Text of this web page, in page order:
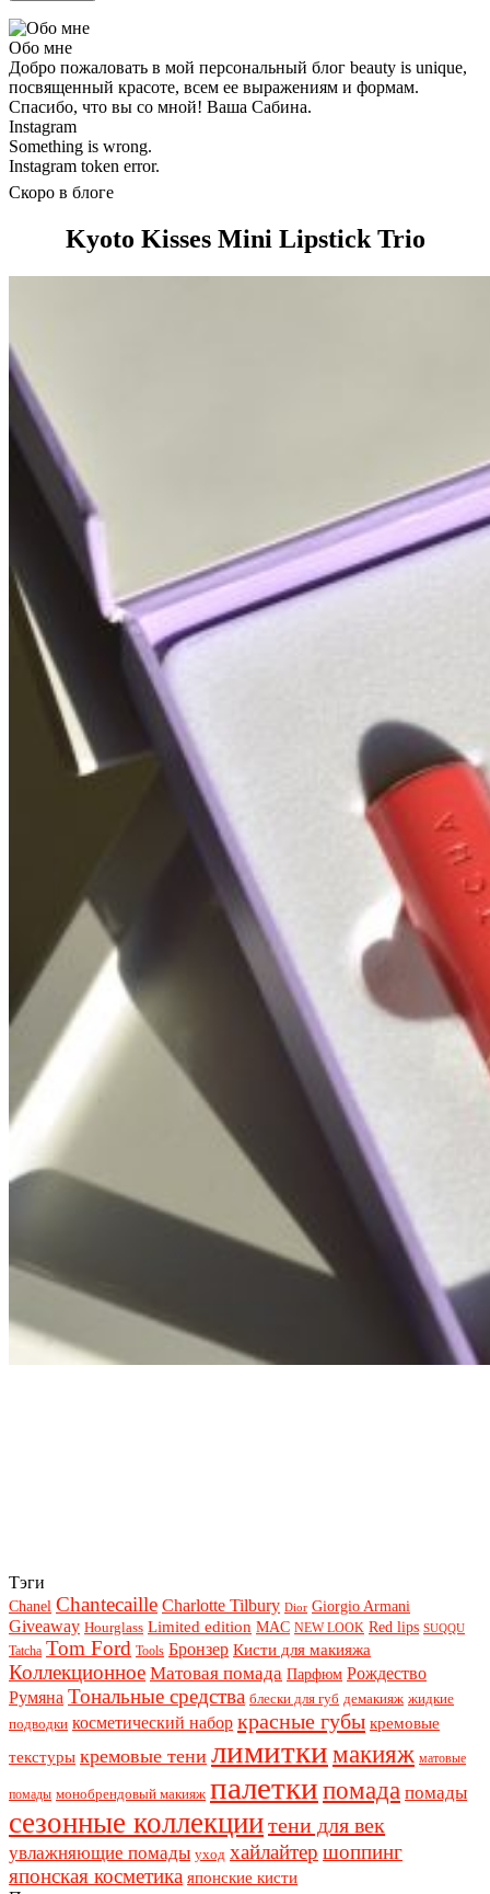
Обо мне
Добро пожаловать в мой персональный блог beauty is unique,
посвященный красоте, всем ее выражениям и формам.
Спасибо, что вы со мной! Ваша Сабина.
Instagram
Something is wrong.
Instagram token error.
Скоро в блоге
Kyoto Kisses Mini Lipstick Trio
Тэги
Chanel Chantecaille Charlotte Tilbury Dior Giorgio Armani
Giveaway Hourglass Limited edition MAC NEW LOOK Red lips SUQQU
Tatcha Tom Ford Tools Бронзер Кисти для макияжа
Коллекционное Матовая помада Парфюм Рождество
Румяна Тональные средства блески для губ демакияж жидкие
подводки косметический набор красные губы кремовые
текстуры кремовые тени лимиткимакияж матовые
помады монобрендовый макияж палеткипомада помады
сезонные коллекциитени для век
увлажняющие помады уход хайлайтер шоппинг
японская косметика японские кисти